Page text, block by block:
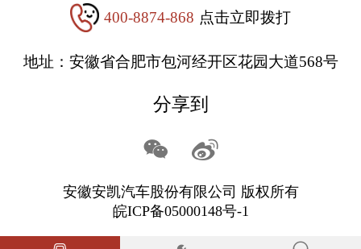
400-8874-868 点击立即拨打
地址：安徽省合肥市包河经开区花园大道568号
分享到
安徽安凯汽车股份有限公司 版权所有
皖ICP备05000148号-1